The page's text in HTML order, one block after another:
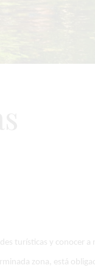
turísticas y conocer a
zona, está